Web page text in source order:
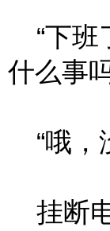
“下班
什么事
“哦，
挂断